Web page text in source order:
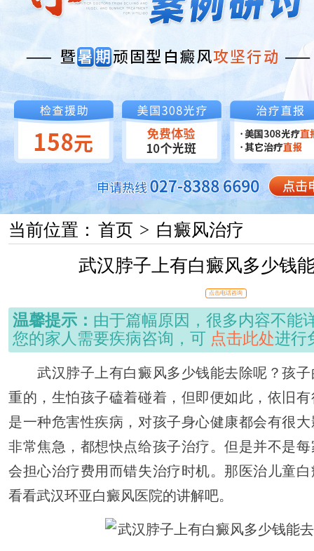
当前位置： 首页 > 白癜风治疗
武汉脖子上有白癜风多少钱
点击电话咨询
温馨提示： 由于篇幅原因，很多内容不能
您的家人需要疾病咨询，可 点击此处进行
武汉脖子上有白癜风多少钱能去除呢？孩子
重的，生怕孩子磕着碰着，但即便如此，依旧
是一种危害性疾病，对孩子身心健康都会有很
非常焦急，都想快点给孩子治疗。但是并不是
会担心治疗费用而错失治疗时机。那医治儿童
看看武汉环亚白癜风医院的讲解吧。